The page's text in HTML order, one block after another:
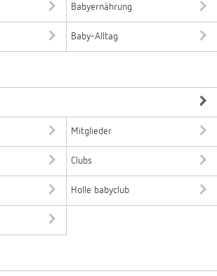
Babyernährung
Baby-Alltag
Mitglieder
Clubs
Holle babyclub